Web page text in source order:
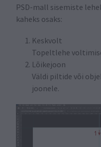
PSD-mall sisemiste
kaheks osaks:
Keskvolt
Topeltlehe
Lõikejoon
Väldi piltide või
joonele.